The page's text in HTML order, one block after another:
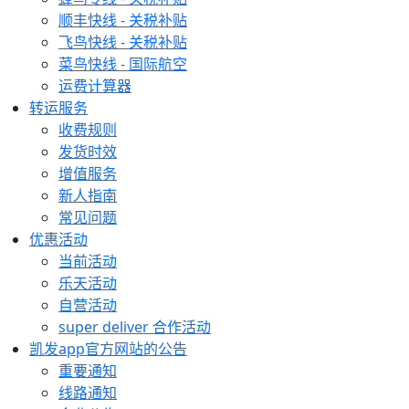
顺丰快线 - 关税补贴
飞鸟快线 - 关税补贴
菜鸟快线 - 国际航空
运费计算器
转运服务
收费规则
发货时效
增值服务
新人指南
常见问题
优惠活动
当前活动
乐天活动
自营活动
super deliver 合作活动
凯发app官方网站的公告
重要通知
线路通知